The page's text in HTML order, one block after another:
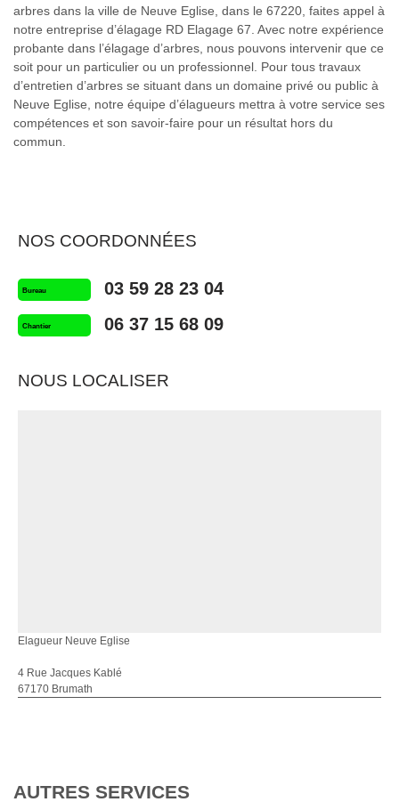
arbres dans la ville de Neuve Eglise, dans le 67220, faites appel à
notre entreprise d’élagage RD Elagage 67. Avec notre expérience
probante dans l’élagage d’arbres, nous pouvons intervenir que ce
soit pour un particulier ou un professionnel. Pour tous travaux
d’entretien d’arbres se situant dans un domaine privé ou public à
Neuve Eglise, notre équipe d’élagueurs mettra à votre service ses
compétences et son savoir-faire pour un résultat hors du
commun.
NOS COORDONNÉES
Bureau 03 59 28 23 04
Chantier 06 37 15 68 09
NOUS LOCALISER
Elagueur Neuve Eglise
4 Rue Jacques Kablé
67170 Brumath
AUTRES SERVICES